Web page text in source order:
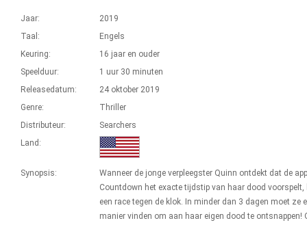
Jaar:
2019
Taal:
Engels
Keuring:
16 jaar en ouder
Speelduur:
1 uur 30 minuten
Releasedatum:
24 oktober 2019
Genre:
Thriller
Distributeur:
Searchers
Land:
Synopsis:
Wanneer de jonge verpleegster Quinn ontdekt dat de app
Countdown het exacte tijdstip van haar dood voorspelt,
een race tegen de klok. In minder dan 3 dagen moet ze
manier vinden om aan haar eigen dood te ontsnappen!